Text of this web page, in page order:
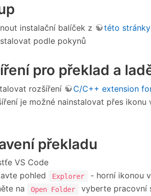
instalační balíček z
této stránky
podle pokynů
pro překlad a
rozšíření
C/C++ extension
je možné nainstalovat přes ikonu
překladu
VS Code
pohled
Explorer - horní ikonou
na Open Folder
vyberte pracovní